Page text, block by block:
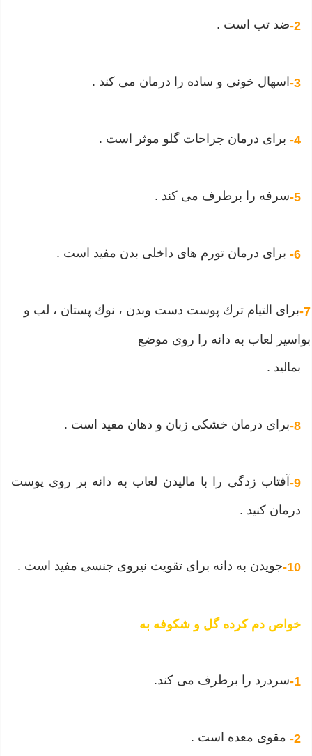
2- ضد تب است .
3- اسهال خونی و ساده را درمان می كند .
4- برای درمان جراحات گلو موثر است .
5- سرفه را برطرف می كند .
6- برای درمان تورم های داخلی بدن مفید است .
7- برای التیام ترك پوست دست وبدن ، نوك پستان ، لب و
بواسیر لعاب به دانه را روی موضع
بمالید .
8- برای درمان خشكی زبان و دهان مفید است .
9- آفتاب زدگی را با مالیدن لعاب به دانه بر روی پوست
درمان كنید .
10- جویدن به دانه برای تقویت نیروی جنسی مفید است .
خواص دم كرده گل و شكوفه به
1- سردرد را برطرف می كند.
2
-مقوی معده است .